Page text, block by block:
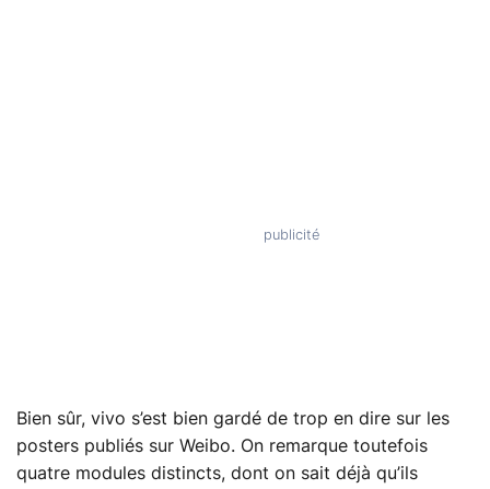
Bien sûr, vivo s’est bien gardé de trop en dire sur les
posters publiés sur Weibo. On remarque toutefois
quatre modules distincts, dont on sait déjà qu’ils